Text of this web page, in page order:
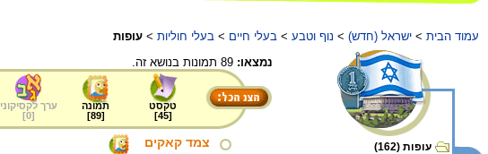
עמוד הבית > ישראל (חדש) > נוף וטבע > בעלי חיים > בעלי חוליות > עופות
עופות (162)
נמצאו:
טקסט
[
45
]
תמונה
[
89
]
ערך לקסיקוני
[
0
]
צמד קאקים